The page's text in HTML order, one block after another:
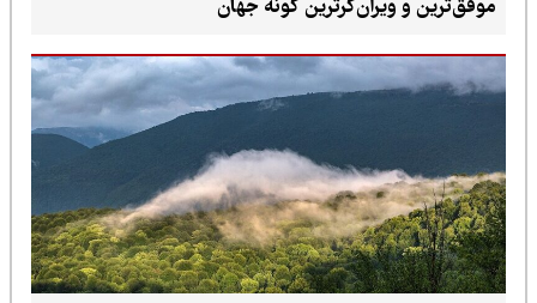
موفق‌ترین و ویران‌گرترین گونه‌ جهان